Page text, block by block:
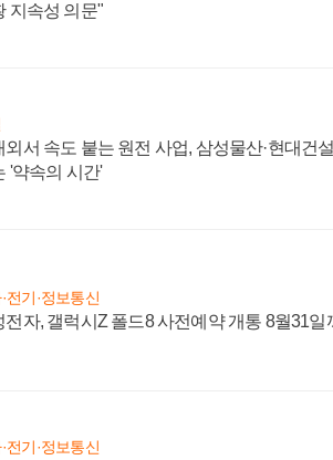
지속성 의문"
외서 속도 붙는 원전 사업, 삼성물산·현대건
'약속의 시간'
전기·정보통신
전자, 갤럭시Z 폴드8 사전예약 개통 8월31일
전기·정보통신